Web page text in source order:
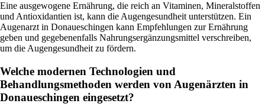
Eine ausgewogene Ernährung, die reich an Vitaminen, Mineralstoffen
und Antioxidantien ist, kann die Augengesundheit unterstützen. Ein
Augenarzt in Donaueschingen kann Empfehlungen zur Ernährung
geben und gegebenenfalls Nahrungsergänzungsmittel verschreiben,
um die Augengesundheit zu fördern.
Welche modernen Technologien und
Behandlungsmethoden werden von Augenärzten in
Donaueschingen eingesetzt?